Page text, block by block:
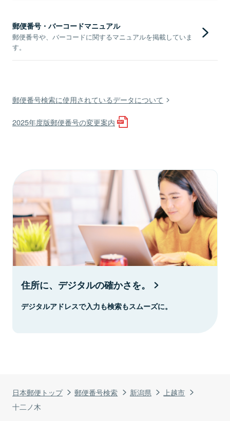
日本郵便トップ 郵便番号検索 新潟県
上越市
十二ノ木
郵便番号・バーコードマニュアル
郵便番号や、バーコードに関するマニュアルを掲載していま
す。
郵便番号検索に使用されているデータについて
2025年度版郵便番号の変更案内
住所に、デジタルの確かさを。
デジタルアドレスで入力も検索もスムーズに。